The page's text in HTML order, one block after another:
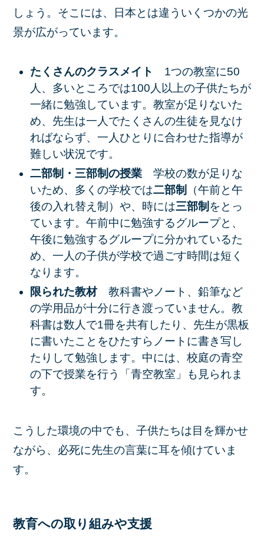
しょう。そこには、日本とは違ういくつかの光
景が広がっています。
たくさんのクラスメイト 1つの教室に50
人、多いところでは100人以上の子供たちが
一緒に勉強しています。教室が足りないた
め、先生は一人でたくさんの生徒を見なけ
ればならず、一人ひとりに合わせた指導が
難しい状況です。
二部制・三部制の授業 学校の数が足りな
いため、多くの学校では二部制
（午前と午
後の入れ替え制）や、時には三部制 をとっ
ています。午前中に勉強するグループと、
午後に勉強するグループに分かれているた
め、一人の子供が学校で過ごす時間は短く
なります。
限られた教材 教科書やノート、鉛筆など
の学用品が十分に行き渡っていません。教
科書は数人で1冊を共有したり、先生が黒板
に書いたことをひたすらノートに書き写し
たりして勉強します。中には、校庭の青空
の下で授業を行う「青空教室」も見られま
す。
こうした環境の中でも、子供たちは目を輝かせ
ながら、必死に先生の言葉に耳を傾けていま
す。
教育への取り組みや支援